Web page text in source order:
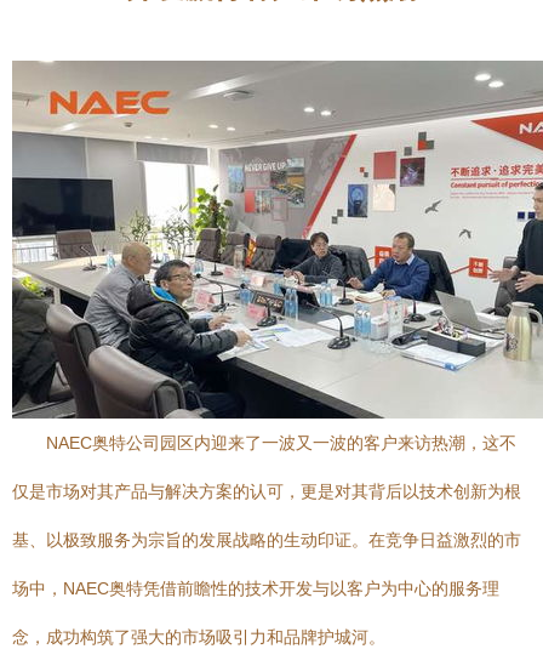
NAEC奥特公司园区内迎来了一波又一波的客户来访热潮，这不
仅是市场对其产品与解决方案的认可，更是对其背后以技术创新为根
基、以极致服务为宗旨的发展战略的生动印证。在竞争日益激烈的市
场中，NAEC奥特凭借前瞻性的技术开发与以客户为中心的服务理
念，成功构筑了强大的市场吸引力和品牌护城河。